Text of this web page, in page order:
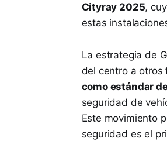
Cityray 2025,
estas
La estrategia de
del centro a otros
como estándar
seguridad de
Este movimiento
seguridad es el